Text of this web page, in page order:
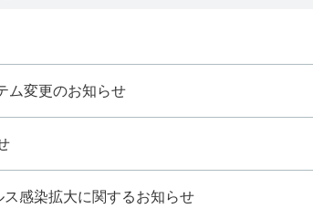
新潟県新潟市西区山田2310-39
ム変更のお知らせ
感染拡大に関するお知らせ